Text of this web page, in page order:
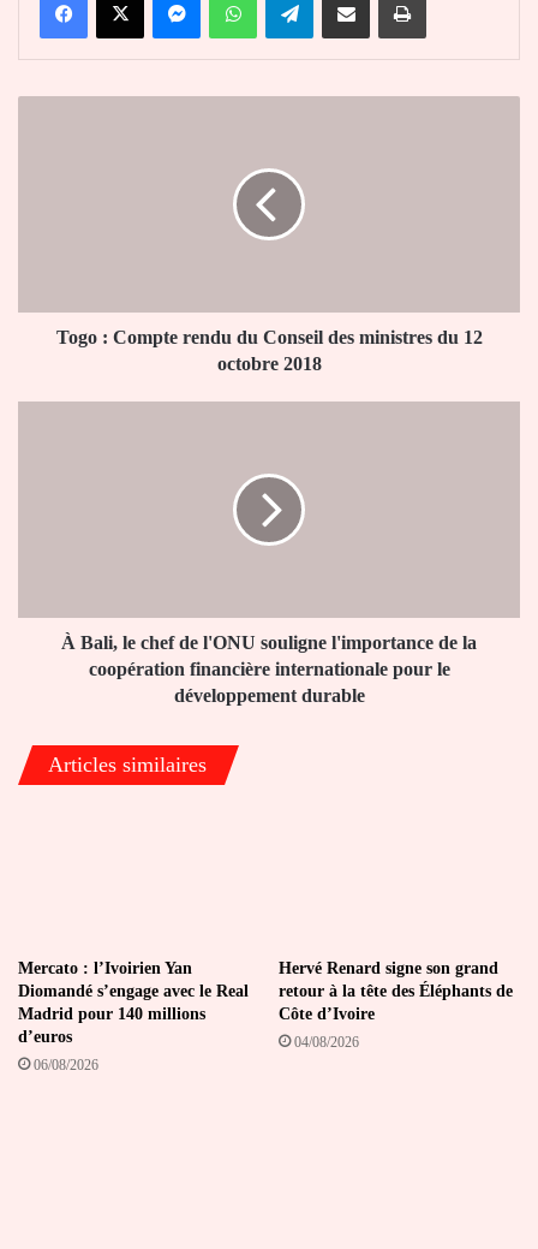
du
Togo : Compte rendu du Conseil des ministres du 12
octobre 2018
de
coopération
pour
le
À Bali, le chef de l'ONU souligne l'importance de la
coopération financière internationale pour le
développement durable
Articles similaires
Mercato : l’Ivoirien Yan
Diomandé s’engage avec le Real
Madrid pour 140 millions
d’euros
06/08/2026
Hervé Renard signe son grand
retour à la tête des Éléphants de
Côte d’Ivoire
04/08/2026